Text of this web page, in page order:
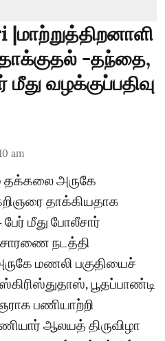
-தந்தை,
வழக்குப்பதிவு
am
தக்கலை அருகே
தாக்கியதாக
மீது போலீசார்
நடத்தி
மணலி பகுதியைச்
பூதப்பாண்டி
பணியாற்றி
ஆலயத் திருவிழா